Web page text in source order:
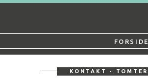
Gå
Forstørre
boligfelt
FORSIDE
KONTAKT - TOMTER